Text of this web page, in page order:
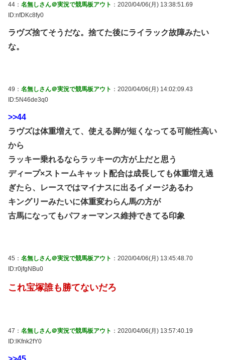
44： 名無しさん＠実況で競馬板アウト ：2020/04/06(月) 13:38:51.69
ID:nfDKc8fy0
ラヴズ捨てそうだな。捨てた後にライラック故障みたい
な。
49： 名無しさん＠実況で競馬板アウト ：2020/04/06(月) 14:02:09.43
ID:5N46de3q0
>>44
ラヴズは体重増えて、使える脚が短くなってる可能性高い
から
ラッキー乗れるならラッキーの方が上だと思う
ディープ×ストームキャット配合は成長しても体重増え過
ぎたら、レースではマイナスに出るイメージあるわ
キングリーみたいに体重変わらん馬の方が
古馬になってもパフォーマンス維持できてる印象
45： 名無しさん＠実況で競馬板アウト ：2020/04/06(月) 13:45:48.70
ID:r0jfgNBu0
これ宝塚誰も勝てないだろ
47： 名無しさん＠実況で競馬板アウト ：2020/04/06(月) 13:57:40.19
ID:lKfnk2fY0